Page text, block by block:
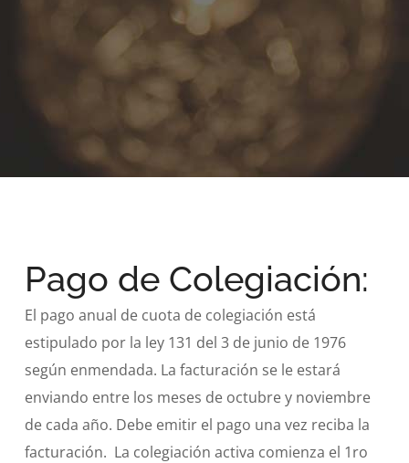
Pago de Colegiación:
El pago anual de cuota de colegiación está
estipulado por la ley 131 del 3 de junio de 1976
según enmendada. La facturación se le estará
enviando entre los meses de octubre y noviembre
de cada año. Debe emitir el pago una vez reciba la
facturación. La colegiación activa comienza el 1ro